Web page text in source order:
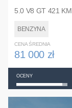
5.0 V8 GT 421 KM
BENZYNA
CENA ŚREDNIA
81 000 zł
OCENY